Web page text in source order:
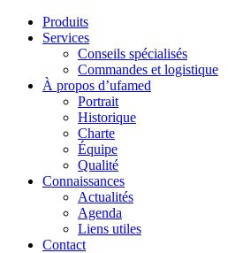
Produits
Services
Conseils spécialisés
Commandes et logistique
À propos d’ufamed
Portrait
Historique
Charte
Équipe
Qualité
Connaissances
Actualités
Agenda
Liens utiles
Contact